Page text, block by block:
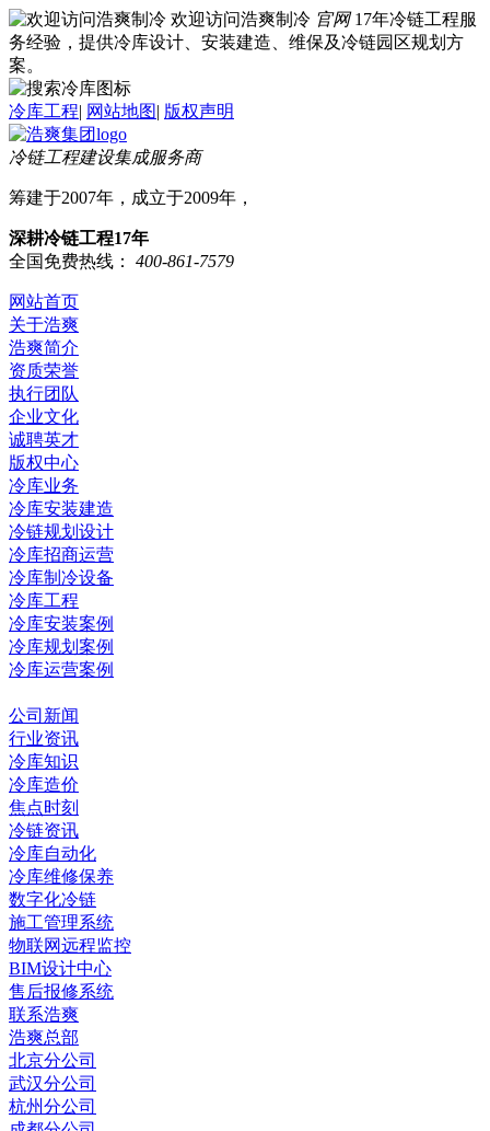
欢迎访问浩爽制冷 官网 17年冷链工程服
务经验，提供冷库设计、安装建造、维保及冷链园区规划方
案。
冷库工程| 网站地图| 版权声明
冷链工程建设集成服务商
筹建于2007年，成立于2009年，
深耕冷链工程17年
全国免费热线：
400-861-7579
网站首页
关于浩爽
浩爽简介
资质荣誉
执行团队
企业文化
诚聘英才
版权中心
冷库业务
冷库安装建造
冷链规划设计
冷库招商运营
冷库制冷设备
冷库工程
冷库安装案例
冷库规划案例
冷库运营案例
公司新闻
行业资讯
冷库知识
冷库造价
焦点时刻
冷链资讯
冷库自动化
冷库维修保养
数字化冷链
施工管理系统
物联网远程监控
BIM设计中心
售后报修系统
联系浩爽
浩爽总部
北京分公司
武汉分公司
杭州分公司